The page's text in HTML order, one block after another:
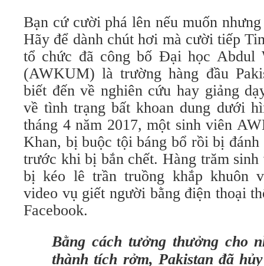
Bạn cứ cười phá lên nếu muốn
Hãy để dành chút hơi mà cười tiếp
tổ chức đã công bố Đại học Abdul
(AWKUM) là trường hàng đầu
biết đến về nghiên cứu hay giảng
về tình trạng bất khoan dung dưới
tháng 4 năm 2017, một sinh viên
Khan, bị buộc tội báng bổ rồi bị đánh
trước khi bị bắn chết. Hàng trăm
bị kéo lê trần truồng khắp khuôn
video vụ giết người bằng điện thoại
Facebook.
Bằng cách tưởng thưởng cho
thành tích rởm, Pakistan đã